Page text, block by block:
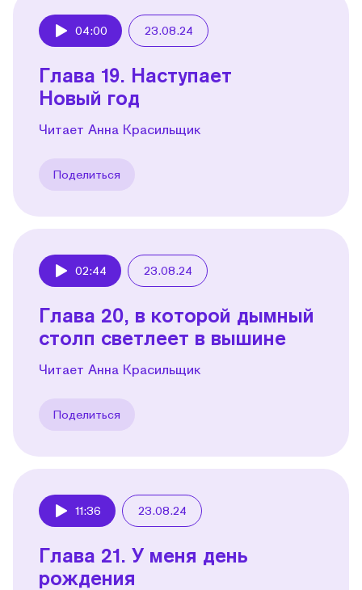
04:00 23.08.24
Глава 19. Наступает
Новый год
Читает Анна Красильщик
Поделиться
02:44 23.08.24
Глава 20, в которой дымный
столп светлеет в вышине
Читает Анна Красильщик
Поделиться
11:36 23.08.24
Глава 21. У меня день
рождения